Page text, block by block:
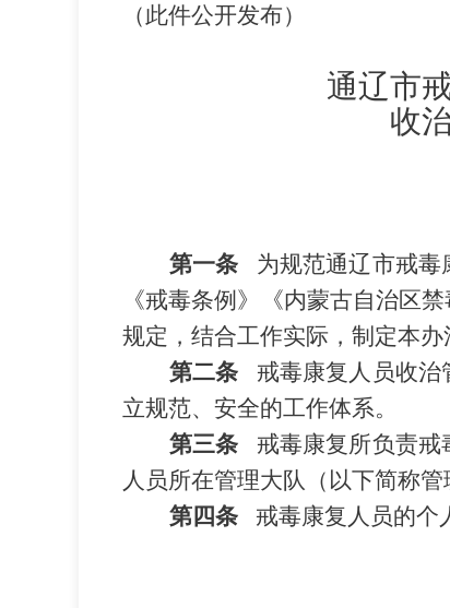
（此件公开发布）
通辽市
收
第一条 为规范通辽市戒毒
《戒毒条例》《内蒙古自治区
规定，结合工作实际，制定本办
第二条 戒毒康复人员收治
立规范、安全的工作体系。
第三条 戒毒康复所负责戒
人员所在管理大队（以下简称
第四条戒毒康复人员的个